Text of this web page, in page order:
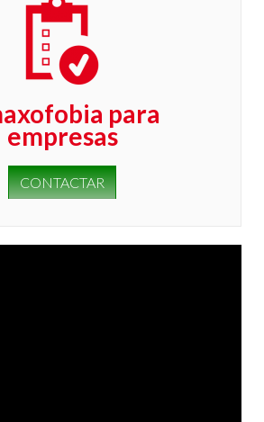
para
empresas
CONTACTAR